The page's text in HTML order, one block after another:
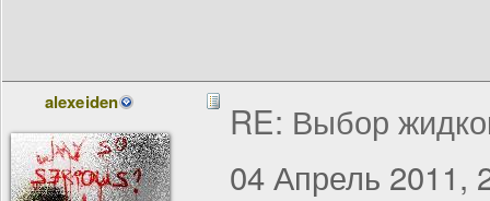
alexeiden
RE: Выбор
04 Апрель 2011,